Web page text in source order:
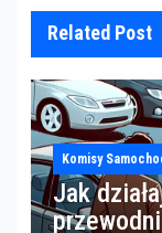
Related Post
Komisy
Jak